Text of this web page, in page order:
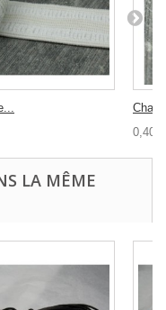
0,40 €
LA MÊME